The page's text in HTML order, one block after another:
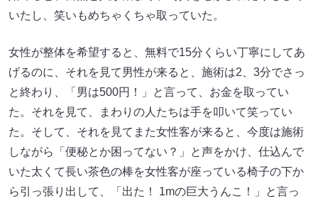
いたし、笑いもめちゃくちゃ取っていた。
女性が整体を希望すると、無料で15分くらい丁寧にしてあ
げるのに、それを見て男性が来ると、施術は2、3分でさっ
と終わり、「男は500円！」と言って、お金を取ってい
た。それを見て、まわりの人たちは手を叩いて笑ってい
た。そして、それを見てまた女性客が来ると、今度は施術
しながら「便秘とか困ってない？」と声をかけ、仕込んで
いた太くて長い茶色の棒を女性客が座っている椅子の下か
ら引っ張り出して、「出た！ 1mの巨大うんこ！」と言っ